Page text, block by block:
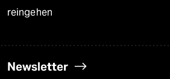
reingehen
Newsletter